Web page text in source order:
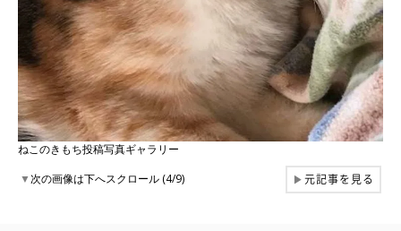
ねこのきもち投稿写真ギャラリー
▼次の画像は下へスクロール (4/9) ▶元記事を見る